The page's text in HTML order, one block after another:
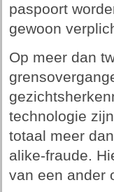
paspoort
gewoon
Op meer dan
technologie
totaal meer
alike-fraude.
van een ander